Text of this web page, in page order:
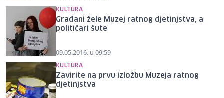
KULTURA
Građani žele Muzej ratnog djetinjstva, a
političari šute
09.05.2016. u 09:59
KULTURA
Zavirite na prvu izložbu Muzeja ratnog
djetinjstva